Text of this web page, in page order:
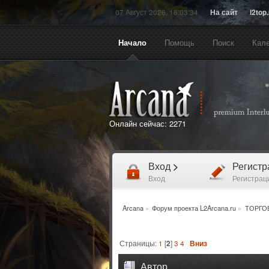
07 Август 2026, 16:03:34 На сайт
Начало Помощь Поиск
Онлайн сейчас: 2271
Вход >
Вход
Arcana» Форум проекта L2Arcana.ru »
Страницы: 1 [2]3 4 Вниз
Автор